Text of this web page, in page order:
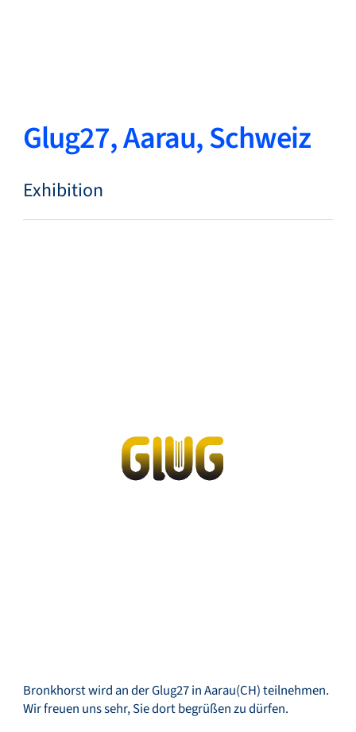
Suche...
Flow Academy
Glug27, Aarau, Schweiz
Exhibition
Bronkhorst wird an der Glug27 in Aarau(CH) teilnehmen.
Wir freuen uns sehr, Sie dort begrüßen zu dürfen.